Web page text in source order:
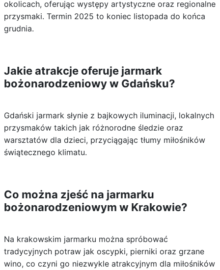
okolicach, oferując występy artystyczne oraz regionalne
przysmaki. Termin 2025 to koniec listopada do końca
grudnia.
Jakie atrakcje oferuje jarmark
bożonarodzeniowy w Gdańsku?
Gdański jarmark słynie z bajkowych iluminacji, lokalnych
przysmaków takich jak różnorodne śledzie oraz
warsztatów dla dzieci, przyciągając tłumy miłośników
świątecznego klimatu.
Co można zjeść na jarmarku
bożonarodzeniowym w Krakowie?
Na krakowskim jarmarku można spróbować
tradycyjnych potraw jak oscypki, pierniki oraz grzane
wino, co czyni go niezwykle atrakcyjnym dla miłośników